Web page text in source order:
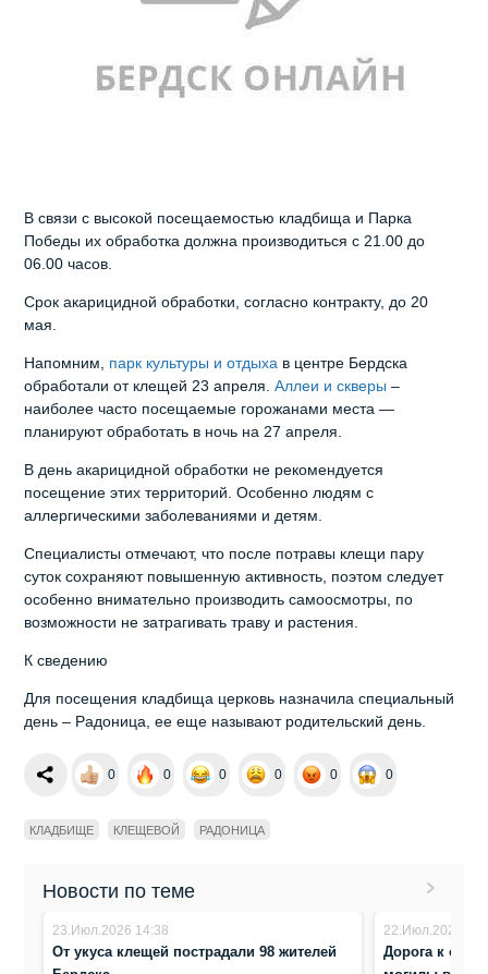
В связи с высокой посещаемостью кладбища и Парка
Победы их обработка должна производиться с 21.00 до
06.00 часов.
Срок акарицидной обработки, согласно контракту, до 20
мая.
Напомним, парк культуры и отдыха в центре Бердска
обработали от клещей 23 апреля.Аллеи и скверы –
наиболее часто посещаемые горожанами места —
планируют обработать в ночь на 27 апреля.
В день акарицидной обработки не рекомендуется
посещение этих территорий. Особенно людям с
аллергическими заболеваниями и детям.
Специалисты отмечают, что после потравы клещи пару
суток сохраняют повышенную активность, поэтом следует
особенно внимательно производить самоосмотры, по
возможности не затрагивать траву и растения.
К сведению
Для посещения кладбища церковь назначила специальный
день – Радоница, ее еще называют родительский день.
0 0 0 0 0 0
КЛАДБИЩЕ КЛЕЩЕВОЙ РАДОНИЦА
Новости по теме
23.Июл.2026 14:38
От укуса клещей пострадали 98 жителей
22.Июл.2026
Дорога к